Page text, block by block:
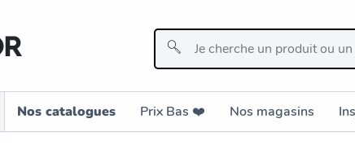
Nos catalogues Prix Bas ❤️️ Nos magasins